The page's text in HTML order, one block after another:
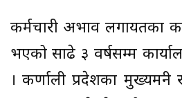
कर्मचारी अभाव लगायतका
भएको साढे ३ वर्षसम्म
। कर्णाली प्रदेशका